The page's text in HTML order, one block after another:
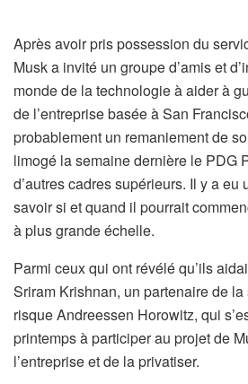
Après avoir pris possession du
Musk a invité un groupe d’amis et
monde de la technologie à aider à
de l’entreprise basée à San
probablement un remaniement de
limogé la semaine dernière le PDG
d’autres cadres supérieurs. Il y a
savoir si et quand il pourrait
à plus grande échelle.
Parmi ceux qui ont révélé qu’ils
Sriram Krishnan, un partenaire de
risque Andreessen Horowitz, qui
printemps à participer au projet de
l’entreprise et de la privatiser.